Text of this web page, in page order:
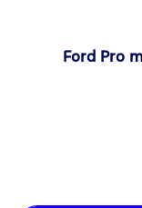
Ford Pro